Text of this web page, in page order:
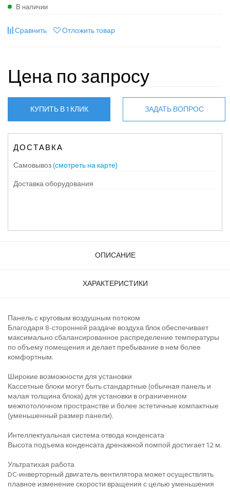
В наличии
Сравнить Отложить товар
Цена по запросу
КУПИТЬ В 1 КЛИК ЗАДАТЬ ВОПРОС
ДОСТАВКА
Самовывоз(смотреть на карте)
Доставка оборудования
ОПИСАНИЕ
ХАРАКТЕРИСТИКИ
Панель с круговым воздушным потоком
Благодаря 8-сторонней раздаче воздуха блок обеспечивает
максимально сбалансированное распределение температуры
по объему помещения и делает пребывание в нем более
комфортным.
Широкие возможности для установки
Кассетные блоки могут быть стандартные (обычная панель и
малая толщина блока) для установки в ограниченном
межпотолочном пространстве и более эстетичные компактные
(уменьшенный размер панели).
Интеллектуальная система отвода конденсата
Высота подъема конденсата дренажной помпой достигает 1.2 м.
Ультратихая работа
DC-инверторный двигатель вентилятора может осуществлять
плавное изменение скорости вращения с целью уменьшения